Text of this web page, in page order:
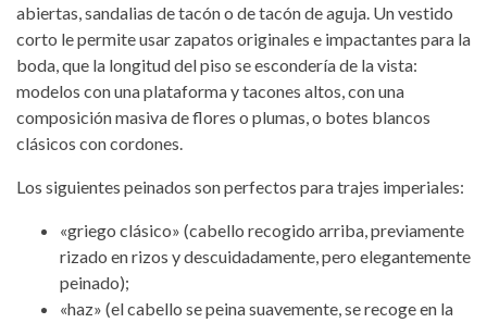
abiertas, sandalias de tacón o de tacón de aguja. Un vestido
corto le permite usar zapatos originales e impactantes para la
boda, que la longitud del piso se escondería de la vista:
modelos con una plataforma y tacones altos, con una
composición masiva de flores o plumas, o botes blancos
clásicos con cordones.
Los siguientes peinados son perfectos para trajes imperiales:
«griego clásico» (cabello recogido arriba, previamente
rizado en rizos y descuidadamente, pero elegantemente
peinado);
«haz» (el cabello se peina suavemente, se recoge en la